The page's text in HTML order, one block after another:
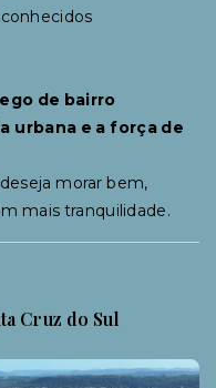
de bairro
urbana e a força de
morar bem,
mais tranquilidade.
Cruz do Sul